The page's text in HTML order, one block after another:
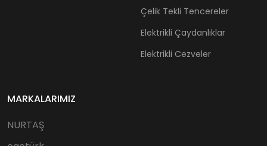
Çelik Tekli Tencereler
Elektrikli Çaydanlıklar
Elektrikli Cezveler
MARKALARIMIZ
NURTAŞ